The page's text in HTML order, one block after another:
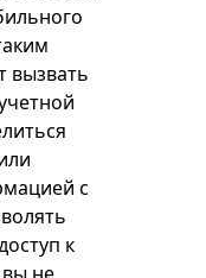
вызвать
с
к